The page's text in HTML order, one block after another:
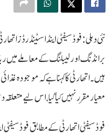
نئی دہلی: فوڈ سیفٹی اینڈ
برانڈنگ اور لیبلنگ کے معاملے میں ریڈ
ہیں۔ اتھارٹی کا کہنا ہے کہ موجودہ
معیار مقرر نہیں کیا گیا، اس لیے